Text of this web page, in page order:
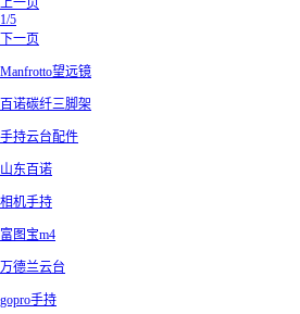
上一页
1/5
下一页
Manfrotto望远镜
百诺碳纤三脚架
手持云台配件
山东百诺
相机手持
富图宝m4
万德兰云台
gopro手持